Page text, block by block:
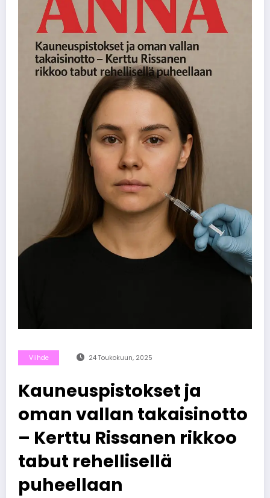
Viihde 24 Toukokuun, 2025
Kauneuspistokset ja
oman vallan takaisinotto
– Kerttu Rissanen rikkoo
tabut rehellisellä
puheellaan